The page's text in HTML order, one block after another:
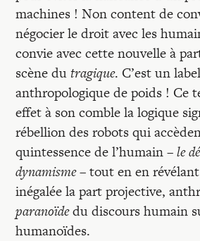
machines ! Non content de
négocier le droit avec les
convie avec cette nouvelle à
scène dutragique. C’est un
anthropologique de poids ! Ce
effet à son comble la logique
rébellion des robots qui
quintessence de l’humain –le
dynamisme– tout en en
inégalée la part projective,
paranoïdedu discours humain
humanoïdes.